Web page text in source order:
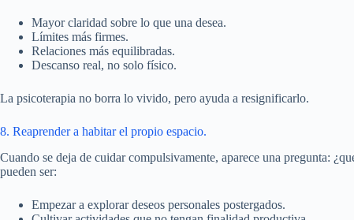
Mayor claridad sobre lo que una desea.
Límites más firmes.
Relaciones más equilibradas.
Descanso real, no solo físico.
La psicoterapia no borra lo vivido, pero ayuda a resignificarlo.
8. Reaprender a habitar el propio espacio.
Cuando se deja de cuidar compulsivamente, aparece una pregunta:
pueden ser:
Empezar a explorar deseos personales postergados.